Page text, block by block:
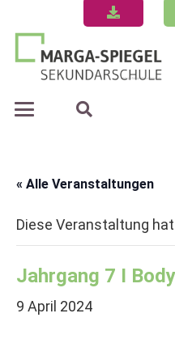
« Alle Veranstaltungen
Diese Veranstaltung
Jahrgang 7 I
9 April 2024